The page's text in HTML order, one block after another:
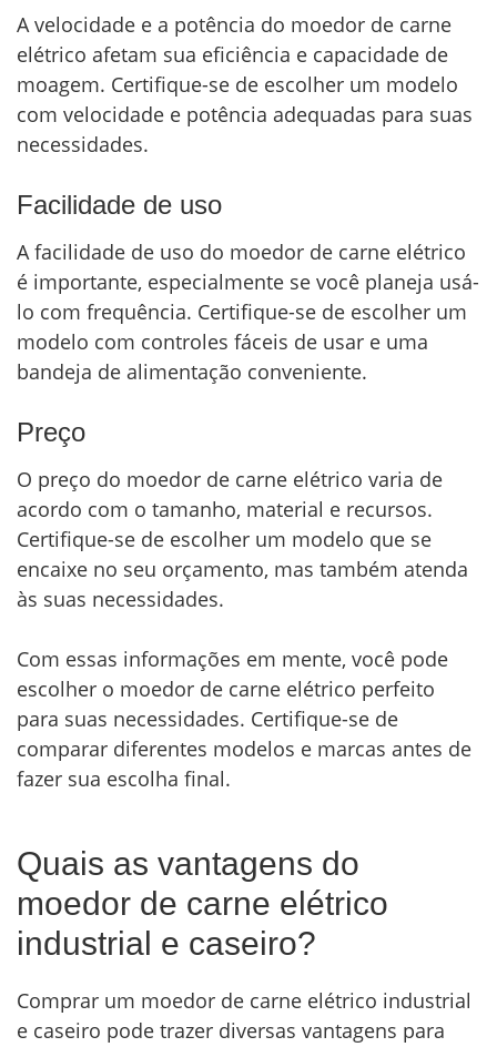
A velocidade e a potência do moedor de carne
elétrico afetam sua eficiência e capacidade de
moagem. Certifique-se de escolher um modelo
com velocidade e potência adequadas para suas
necessidades.
Facilidade de uso
A facilidade de uso do moedor de carne elétrico
é importante, especialmente se você planeja usá-
lo com frequência. Certifique-se de escolher um
modelo com controles fáceis de usar e uma
bandeja de alimentação conveniente.
Preço
O preço do moedor de carne elétrico varia de
acordo com o tamanho, material e recursos.
Certifique-se de escolher um modelo que se
encaixe no seu orçamento, mas também atenda
às suas necessidades.
Com essas informações em mente, você pode
escolher o moedor de carne elétrico perfeito
para suas necessidades. Certifique-se de
comparar diferentes modelos e marcas antes de
fazer sua escolha final.
Quais as vantagens do
moedor de carne elétrico
industrial e caseiro?
Comprar um moedor de carne elétrico industrial
e caseiro pode trazer diversas vantagens para